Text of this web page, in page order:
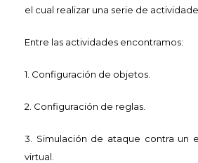
el cual realizar una serie de
Entre las actividades encontramos:
1. Configuración de objetos.
2. Configuración de reglas.
3. Simulación de ataque contra un
virtual.